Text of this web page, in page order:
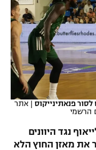
פנאתינייקוס | אתר
הרשמי
נגד היוונים
את מאזן החוץ הלא